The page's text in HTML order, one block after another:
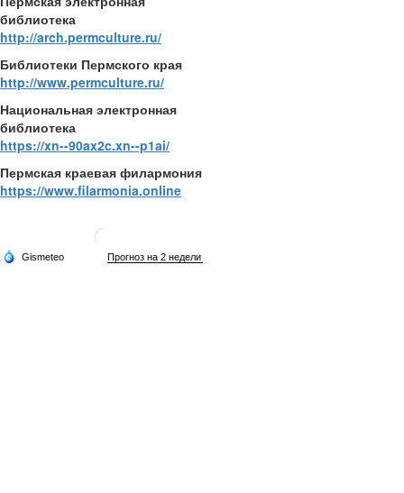
библиотека
http://arch.permculture.ru/
Библиотеки Пермского края
http://www.permculture.ru/
Национальная электронная
библиотека
https://xn--90ax2c.xn--p1ai/
Пермская краевая филармония
https://www.filarmonia.online